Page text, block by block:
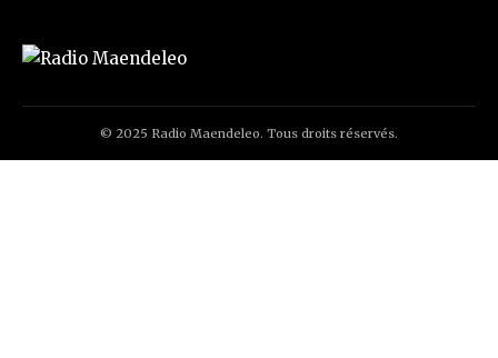
© 2025 Radio Maendeleo. Tous droits réservés.